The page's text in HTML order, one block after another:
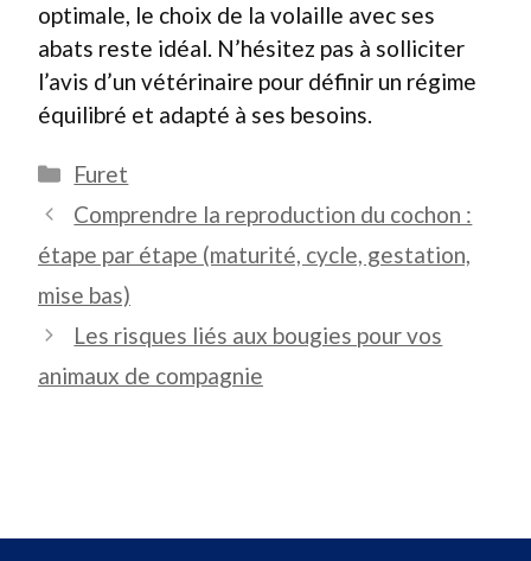
optimale, le choix de la volaille avec ses
abats reste idéal. N’hésitez pas à solliciter
l’avis d’un vétérinaire pour définir un régime
équilibré et adapté à ses besoins.
Catégories
Furet
Comprendre la reproduction du cochon :
étape par étape (maturité, cycle, gestation,
mise bas)
Les risques liés aux bougies pour vos
animaux de compagnie